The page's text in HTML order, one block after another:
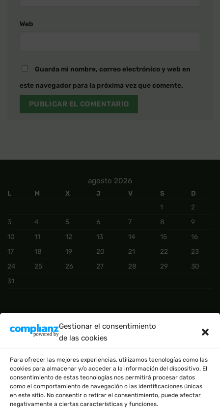
Gestionar el consentimiento
de las cookies
Para ofrecer las mejores experiencias, utilizamos tecnologías como las
cookies para almacenar y/o acceder a la información del dispositivo. El
consentimiento de estas tecnologías nos permitirá procesar datos
como el comportamiento de navegación o las identificaciones únicas
en este sitio. No consentir o retirar el consentimiento, puede afectar
negativamente a ciertas características y funciones.
Web
Guarda mi nombre, correo electrónico y web en
este navegador para la próxima vez que comente.
agosto 2026
L M X J V S
D
1
2
3
4 5 6 7 8
9
10
11 12 13 14 15
16
17
18 19 20 21 22
23
24
25 26 27 28 29
30
31
CATEGORÍAS DEL PRODUCTO